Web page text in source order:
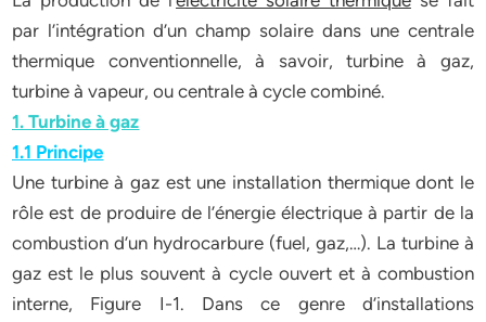
par l’intégration d’un champ solaire dans une centrale
thermique conventionnelle, à savoir, turbine à gaz,
turbine à vapeur, ou centrale à cycle combiné.
1. Turbine à gaz
1.1 Principe
Une turbine à gaz est une installation thermique dont le
rôle est de produire de l’énergie électrique à partir de la
combustion d’un hydrocarbure (fuel, gaz,…). La turbine à
gaz est le plus souvent à cycle ouvert et à combustion
interne, Figure I-1. Dans ce genre d’installations